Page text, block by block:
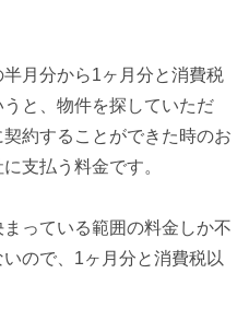
月分から1ヶ月分と消費税
と、物件を探していただ
契約することができた時のお
支払う料金です。
っている範囲の料金しか不
ので、1ヶ月分と消費税以